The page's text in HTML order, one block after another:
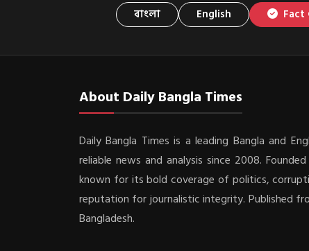
বাংলা English Fact
About Daily Bangla Times
Daily Bangla Times is a leading Bangla and
reliable news and analysis since 2008.
known for its bold coverage of politics,
reputation for journalistic integrity. Published
Bangladesh.